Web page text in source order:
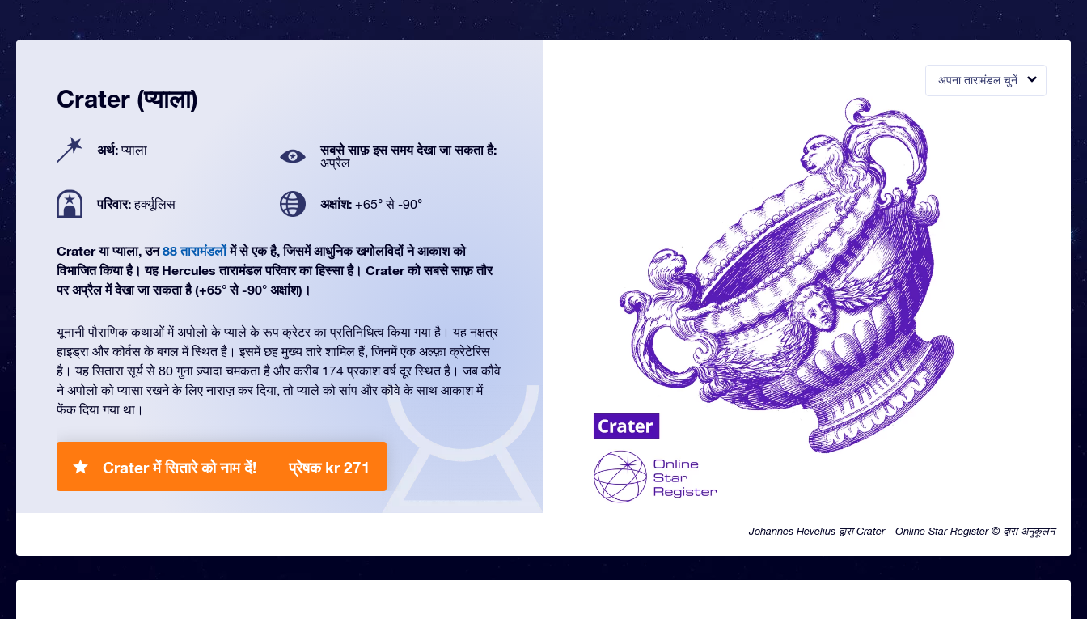
अपना तारामंडल चुनें
Johannes Hevelius द्वारा Crater - Online Star Register © द्वारा अनुकूलन
Crater (प्याला)
अर्थ:प्याला सबसे साफ़ इस समय देखा जा सकता है:
अप्रैल
परिवार:हर्क्यूलिस अक्षांश: +65° से -90°
Crater या प्याला, उन88 तारामंडलोंमें से एक है, जिसमें आधुनिक खगोलविदों ने आकाश को
विभाजित किया है। यह Hercules तारामंडल परिवार का हिस्सा है। Crater को सबसे साफ़ तौर
पर अप्रैल में देखा जा सकता है (+65° से -90° अक्षांश)।
यूनानी पौराणिक कथाओं में अपोलो के प्याले के रूप क्रेटर का प्रतिनिधित्व किया गया है। यह नक्षत्र
हाइड्रा और कोर्वस के बगल में स्थित है। इसमें छह मुख्य तारे शामिल हैं, जिनमें एक अल्फ़ा क्रेटेरिस
है। यह सितारा सूर्य से 80 गुना ज़्यादा चमकता है और करीब 174 प्रकाश वर्ष दूर स्थित है। जब कौवे
ने अपोलो को प्यासा रखने के लिए नाराज़ कर दिया, तो प्याले को सांप और कौवे के साथ आकाश में
फेंक दिया गया था।
Crater में सितारे को नाम दें! प्रेषक kr 271